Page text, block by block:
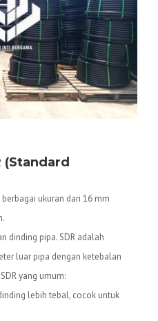
(Standard
ukuran dari 16 mm
dinding pipa. SDR adalah
luar pipa dengan ketebalan
yang umum:
lebih tebal, cocok untuk